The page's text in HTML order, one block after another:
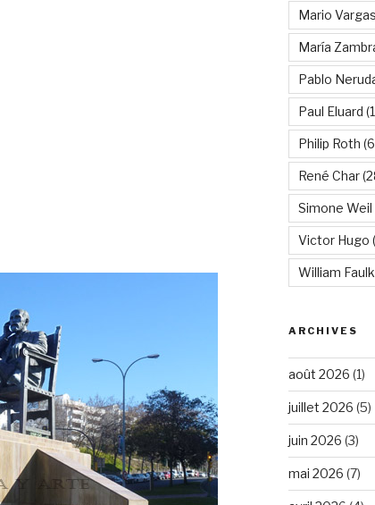
Mario
María
Pablo
Paul Eluard
Philip Roth
René Char
Simone Weil
Victor Hugo
William
ARCHIVES
août 2026 (1)
juillet 2026 (5)
juin 2026 (3)
mai 2026 (7)